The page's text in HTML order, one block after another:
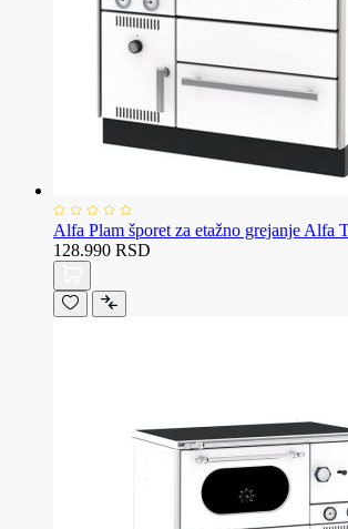
Alfa Plam šporet za etažno grejanje Alfa
128.990 RSD